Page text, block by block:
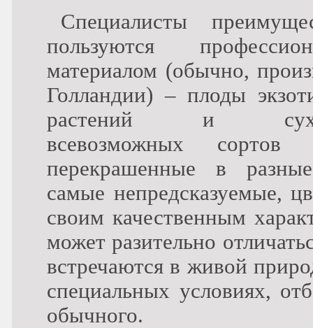
Специалисты
пользуются
материалом (обычно,
Голландии) – плоды
растений и
всевозможных сортов
перекрашенные в
самые непредсказуемые,
своим качественным
может разительно
встречаются в живой
специальных условиях,
обычного.